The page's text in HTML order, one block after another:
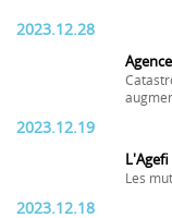
2023.12.28
2023.12.19
L'Agefi
Les
2023.12.18